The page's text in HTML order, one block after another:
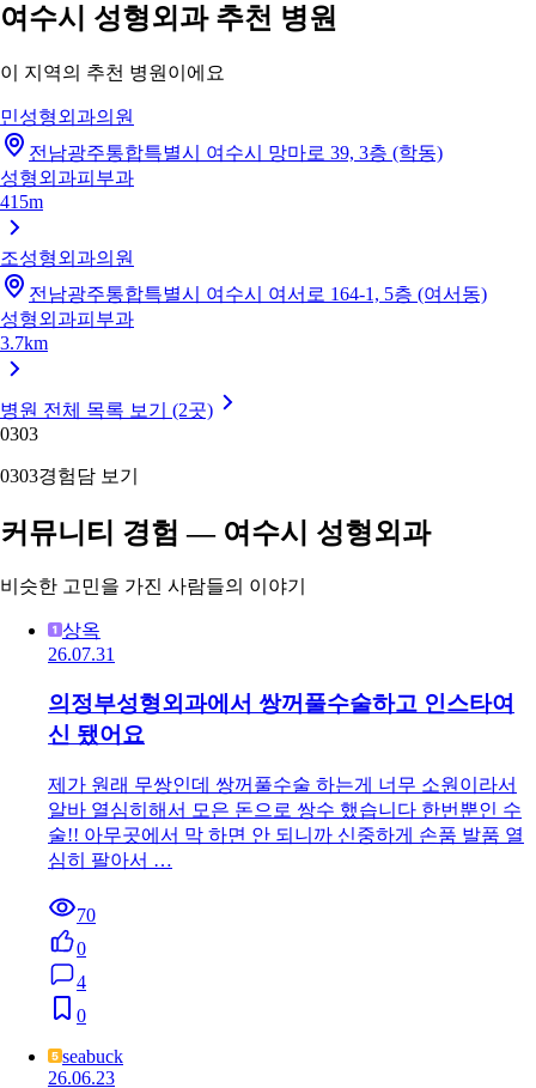
여수시 성형외과 추천 병원
이 지역의 추천 병원이에요
민성형외과의원
전남광주통합특별시 여수시 망마로 39, 3층 (학동)
성형외과피부과
415m
조성형외과의원
전남광주통합특별시 여수시 여서로 164-1, 5층 (여서동)
성형외과피부과
3.7km
병원 전체 목록 보기 (2곳)
0303
0303경험담 보기
커뮤니티 경험 — 여수시 성형외과
비슷한 고민을 가진 사람들의 이야기
상옥
26.07.31
의정부성형외과에서 쌍꺼풀수술하고 인스타여
신 됐어요
제가 원래 무쌍인데 쌍꺼풀수술 하는게 너무 소원이라서
알바 열심히해서 모은 돈으로 쌍수 했습니다 한번뿐인 수
술!! 아무곳에서 막 하면 안 되니까 신중하게 손품 발품 열
심히 팔아서 …
70
0
4
0
seabuck
26.06.23